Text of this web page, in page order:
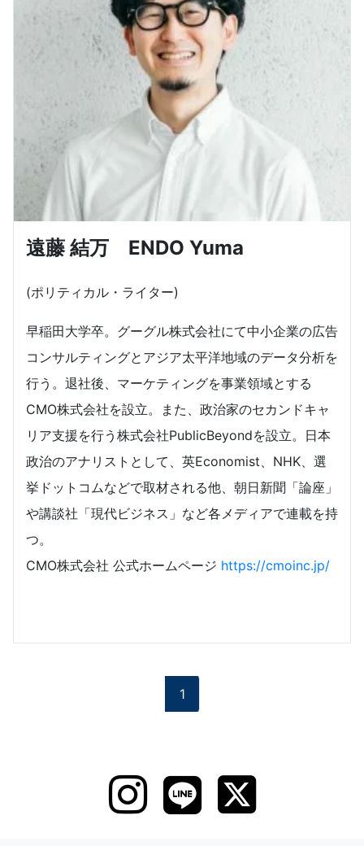
遠藤 結万 ENDO Yuma
(ポリティカル・ライター)
早稲田大学卒。グーグル株式会社にて中小企業の広告
コンサルティングとアジア太平洋地域のデータ分析を
行う。退社後、マーケティングを事業領域とする
CMO株式会社を設立。また、政治家のセカンドキャ
リア支援を行う株式会社PublicBeyondを設立。日本
政治のアナリストとして、英Economist、NHK、選
挙ドットコムなどで取材される他、朝日新聞「論座」
や講談社「現代ビジネス」など各メディアで連載を持
つ。
CMO株式会社 公式ホームページ https://cmoinc.jp/
1